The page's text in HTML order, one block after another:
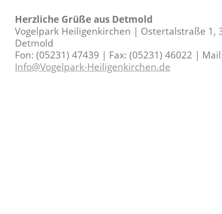
Herzliche Grüße aus Detmold
Vogelpark Heiligenkirchen | Ostertalstraße 1,
Detmold
Fon: (05231) 47439 | Fax: (05231) 46022 |
Info@Vogelpark-Heiligenkirchen.de